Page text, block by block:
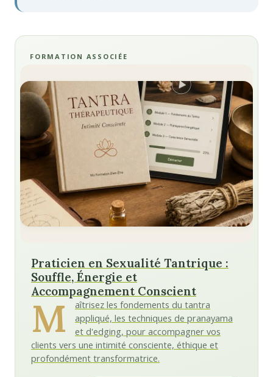
FORMATION ASSOCIÉE
Praticien en Sexualité Tantrique :
Souffle, Énergie et
Accompagnement Conscient
M
aîtrisez les fondements du tantra
appliqué, les techniques de pranayama
et d'edging, pour accompagner vos
clients vers une intimité consciente, éthique et
profondément transformatrice.